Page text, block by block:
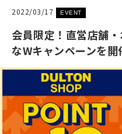
2022/03/17 EVENT
会員限定！直営店舗
なWキャンペーンを